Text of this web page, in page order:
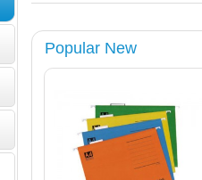
Popular New